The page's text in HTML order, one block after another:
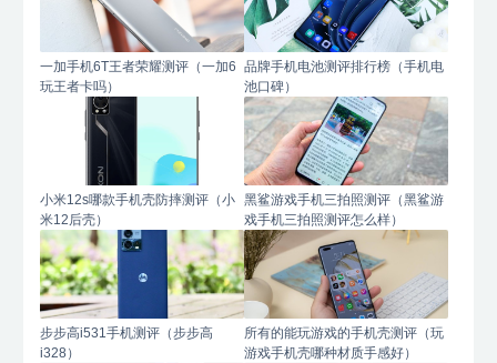
一加手机6T王者荣耀测评（一加6
玩王者卡吗）
品牌手机电池测评排行榜（手机电
池口碑）
小米12s哪款手机壳防摔测评（小
米12后壳）
黑鲨游戏手机三拍照测评（黑鲨游
戏手机三拍照测评怎么样）
步步高i531手机测评（步步高
i328）
所有的能玩游戏的手机壳测评（玩
游戏手机壳哪种材质手感好）